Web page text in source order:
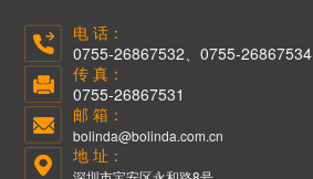
电 话：
0755-26867532、0755-26867534
传 真：
0755-26867531
邮 箱：
bolinda@bolinda.com.cn
地 址：